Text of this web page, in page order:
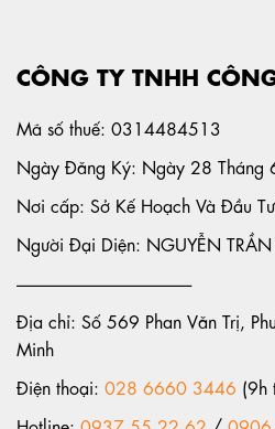
CÔNG TY TNHH
Mã số thuế: 0314484513
Ngày Đăng Ký: Ngày 28 Tháng
Nơi cấp: Sở Kế Hoạch Và Đầu
Người Đại Diện: NGUYỄN
-----------------------------------------------------
Địa chỉ: Số 569 Phan Văn Trị,
Minh
Điện thoại: 028 6660 3446 (9h